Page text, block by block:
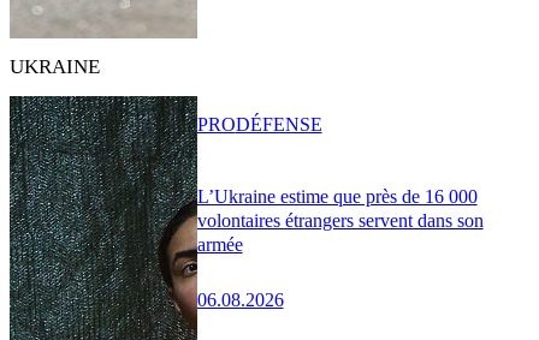
UKRAINE
L’Ukraine estime que près de 16 000
volontaires étrangers servent dans son
armée
06.08.2026
PRODÉFENSE